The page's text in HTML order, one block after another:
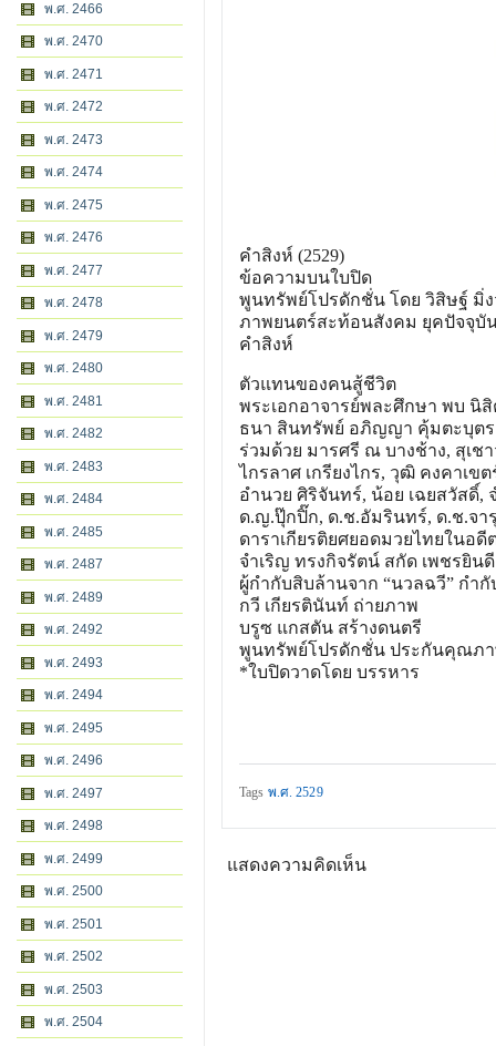
พ.ศ. 2466
พ.ศ. 2470
พ.ศ. 2471
พ.ศ. 2472
พ.ศ. 2473
พ.ศ. 2474
พ.ศ. 2475
พ.ศ. 2476
พ.ศ. 2477
พ.ศ. 2478
พ.ศ. 2479
พ.ศ. 2480
พ.ศ. 2481
พ.ศ. 2482
พ.ศ. 2483
พ.ศ. 2484
พ.ศ. 2485
พ.ศ. 2487
พ.ศ. 2489
พ.ศ. 2492
พ.ศ. 2493
พ.ศ. 2494
พ.ศ. 2495
พ.ศ. 2496
พ.ศ. 2497
พ.ศ. 2498
พ.ศ. 2499
พ.ศ. 2500
พ.ศ. 2501
พ.ศ. 2502
พ.ศ. 2503
พ.ศ. 2504
คำสิงห์ (2529)
ข้อความบนใบปิด
พูนทรัพย์โปรดักชั่น โดย วิสิษฐ์ มิ่
ภาพยนตร์สะท้อนสังคม ยุคปัจจุบั
คำสิงห์
ตัวแทนของคนสู้ชีวิต
พระเอกอาจารย์พละศึกษา พบ นิ
ธนา สินทรัพย์ อภิญญา คุ้มตะบุตร
ร่วมด้วย มารศรี ณ บางช้าง, สุเช
ไกรลาศ เกรียงไกร, วุฒิ คงคาเขต
อำนวย ศิริจันทร์, น้อย เฉยสวัสดิ์,
ด.ญ.ปุ๊กปิ๊ก, ด.ช.อัมรินทร์, ด.ช.จา
ดาราเกียรติยศยอดมวยไทยในอด
จำเริญ ทรงกิจรัตน์ สกัด เพชรยินดี
ผู้กำกับสิบล้านจาก “นวลฉวี” กำกั
กวี เกียรตินันท์ ถ่ายภาพ
บรูซ แกสตัน สร้างดนตรี
พูนทรัพย์โปรดักชั่น ประกันคุณภ
*ใบปิดวาดโดย บรรหาร
Tags พ.ศ. 2529
แสดงความคิดเห็น